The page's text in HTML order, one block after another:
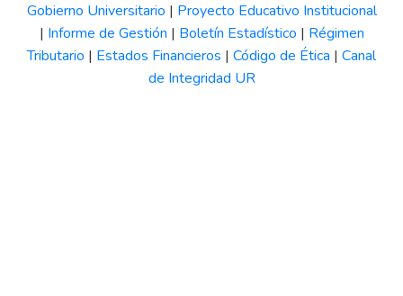
Gobierno Universitario | Proyecto Educativo Institucional
| Informe de Gestión | Boletín Estadístico | Régimen
Tributario | Estados Financieros | Código de Ética | Canal
de Integridad UR